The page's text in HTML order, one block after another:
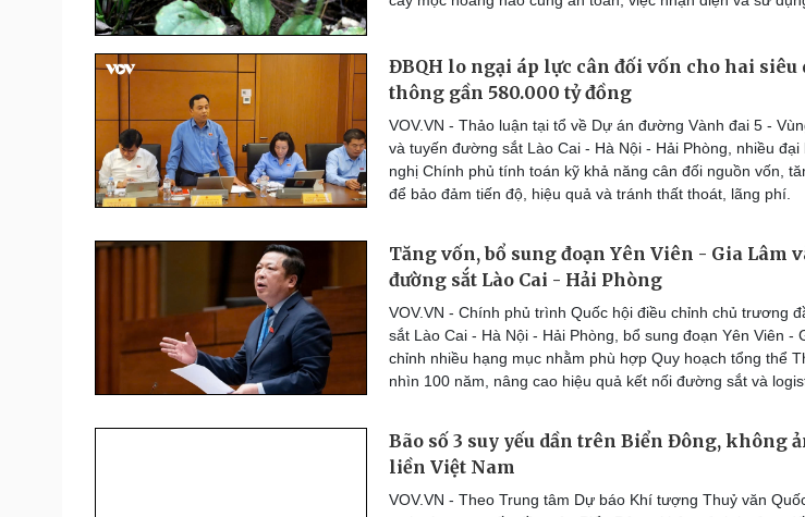
ĐBQH lo ngại áp lực cân đối vốn cho hai siêu
thông gần 580.000 tỷ đồng
VOV.VN - Thảo luận tại tổ về Dự án đường Vành đai 5 -
và tuyến đường sắt Lào Cai - Hà Nội - Hải Phòng, nhiều đại
nghị Chính phủ tính toán kỹ khả năng cân đối nguồn vốn,
để bảo đảm tiến độ, hiệu quả và tránh thất thoát, lãng phí.
Tăng vốn, bổ sung đoạn Yên Viên - Gia Lâm
đường sắt Lào Cai - Hải Phòng
VOV.VN - Chính phủ trình Quốc hội điều chỉnh chủ trương
sắt Lào Cai - Hà Nội - Hải Phòng, bổ sung đoạn Yên Viên -
chỉnh nhiều hạng mục nhằm phù hợp Quy hoạch tổng thể
nhìn 100 năm, nâng cao hiệu quả kết nối đường sắt và
Bão số 3 suy yếu dần trên Biển Đông, không
liền Việt Nam
VOV.VN - Theo Trung tâm Dự báo Khí tượng Thuỷ văn